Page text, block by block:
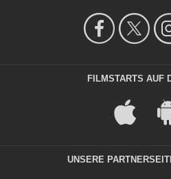
FILMSTARTS AUF
UNSERE